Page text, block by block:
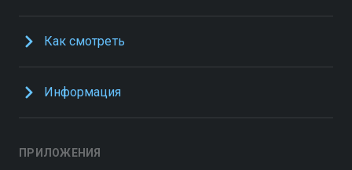
Как смотреть
Информация
ПРИЛОЖЕНИЯ